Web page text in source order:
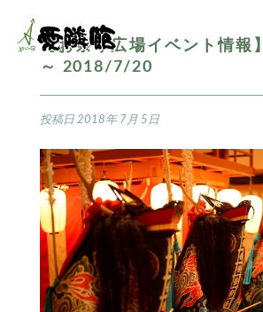
【お祭り広場イベント情
～ 2018/7/20
投稿日 2018年 7月 5日